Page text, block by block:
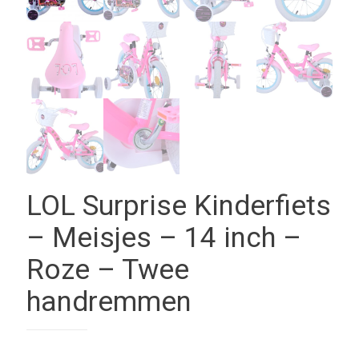
LOL Surprise Kinderfiets
– Meisjes – 14 inch –
Roze – Twee
handremmen